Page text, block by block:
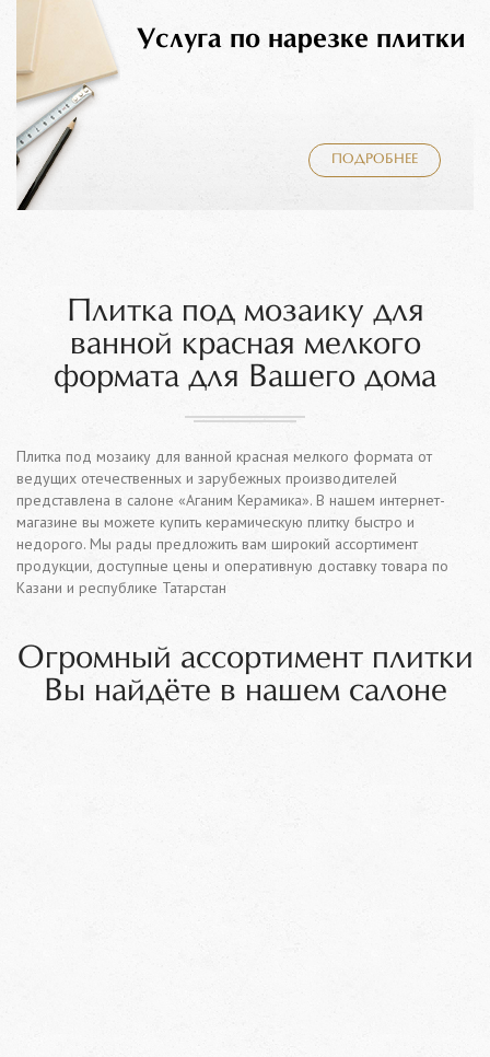
Услуга по нарезке плитки
ПОДРОБНЕЕ
Плитка под мозаику для
ванной красная мелкого
формата для Вашего дома
Плитка под мозаику для ванной красная мелкого формата от
ведущих отечественных и зарубежных производителей
представлена в салоне «Аганим Керамика». В нашем интернет-
магазине вы можете купить керамическую плитку быстро и
недорого. Мы рады предложить вам широкий ассортимент
продукции, доступные цены и оперативную доставку товара по
Казани и республике Татарстан
Огромный ассортимент плитки
Вы найдёте в нашем салоне